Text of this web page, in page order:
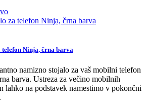
telefon Ninja, črna barva
namizno stojalo za vaš mobilni telefon
barva. Ustreza za večino mobilnih
lahko na podstavek namestimo v pokončni